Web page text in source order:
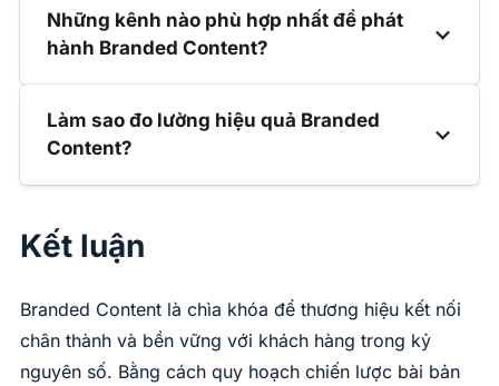
Những kênh nào phù hợp nhất để phát
hành Branded Content?
Làm sao đo lường hiệu quả Branded
Content?
Kết luận
Branded Content là chìa khóa để thương hiệu kết nối
chân thành và bền vững với khách hàng trong kỷ
nguyên số. Bằng cách quy hoạch chiến lược bài bản